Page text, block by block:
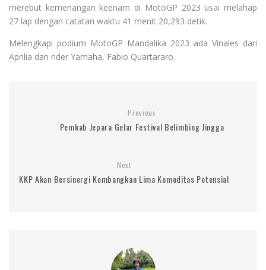
merebut kemenangan keenam di MotoGP 2023 usai melahap
27 lap dengan catatan waktu 41 menit 20,293 detik.
Melengkapi podium MotoGP Mandalika 2023 ada Vinales dari
Aprilia dan rider Yamaha, Fabio Quartararo.
Previous
Pemkab Jepara Gelar Festival Belimbing Jingga
Next
KKP Akan Bersinergi Kembangkan Lima Komoditas Potensial